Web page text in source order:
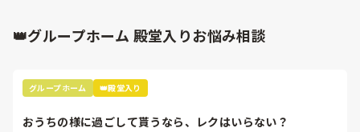
👑グループホーム 殿堂入りお悩み相談
グループホーム 👑殿堂入り
おうちの様に過ごして貰うなら、レクはいらない？